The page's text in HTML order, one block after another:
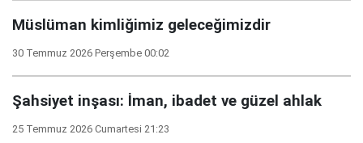
Müslüman kimliğimiz geleceğimizdir
30 Temmuz 2026 Perşembe 00:02
Şahsiyet inşası: İman, ibadet ve güzel ahlak
25 Temmuz 2026 Cumartesi 21:23